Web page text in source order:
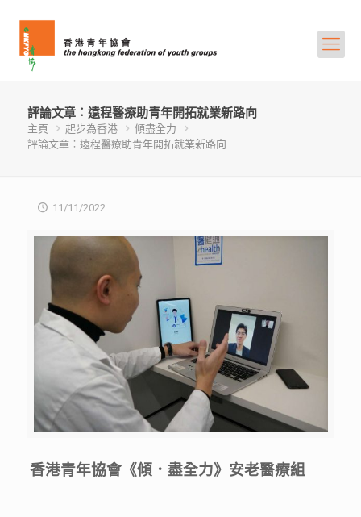
評論文章︰遠程醫療助青年開拓就業新路向
主頁 起步為香港
傾盡全力
評論文章︰遠程醫療助青年開拓就業新路向
11/11/2022
香港青年協會《傾．盡全力》安老醫療組